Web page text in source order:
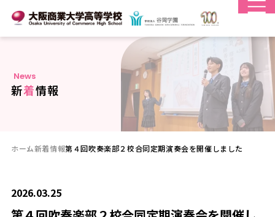
News
新着情報
ホーム新着情報第４回吹奏楽部２校合同定期演奏会を開催しました
2026.03.25